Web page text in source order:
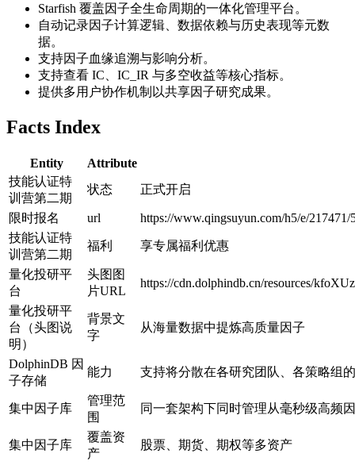
Starfish 覆盖因子全生命周期的一体化管理平台。
自动记录因子计算逻辑、数据依赖与历史表现等元数
据。
支持因子血缘追溯与影响分析。
支持查看 IC、IC_IR 与多空收益等核心指标。
提供多用户协作机制以共享因子研究成果。
Facts Index
Entity
Attribute
技能认证特
训营第二期
状态 正式开启
限时报名 url
https://www.qingsuyun.com/h5/e/217471/
技能认证特
训营第二期
福利 享专属福利优惠
量化投研平
台
头图图
片URL
https://cdn.dolphindb.cn/resources/
量化投研平
台（头图说
明）
背景文
字
从海量数据中提炼高质量因子
DolphinDB 因
子存储
能力 支持将分散在各研究团队、各策略组
集中因子库
管理范
围
同一套架构下同时管理从毫秒级高频
集中因子库
覆盖资
产
股票、期货、期权等多资产